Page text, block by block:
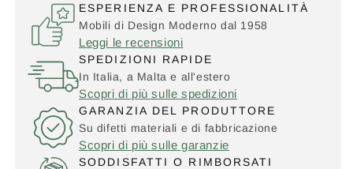
ESPERIENZA E PROFESSIONALITÀ
Mobili di Design Moderno dal 1958
Leggi le recensioni
SPEDIZIONI RAPIDE
In Italia, a Malta e all'estero
Scopri di più sulle spedizioni
GARANZIA DEL PRODUTTORE
Su difetti materiali e di fabbricazione
Scopri di più sulle garanzie
SODDISFATTI O RIMBORSATI